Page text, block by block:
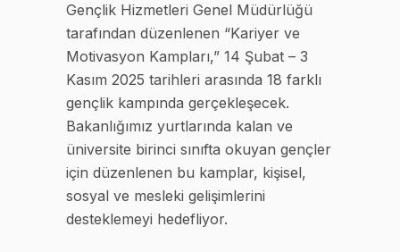
Gençlik Hizmetleri Genel Müdürlüğü
tarafından düzenlenen “Kariyer ve
Motivasyon Kampları,” 14 Şubat – 3
Kasım 2025 tarihleri arasında 18 farklı
gençlik kampında gerçekleşecek.
Bakanlığımız yurtlarında kalan ve
üniversite birinci sınıfta okuyan gençler
için düzenlenen bu kamplar, kişisel,
sosyal ve mesleki gelişimlerini
desteklemeyi hedefliyor.